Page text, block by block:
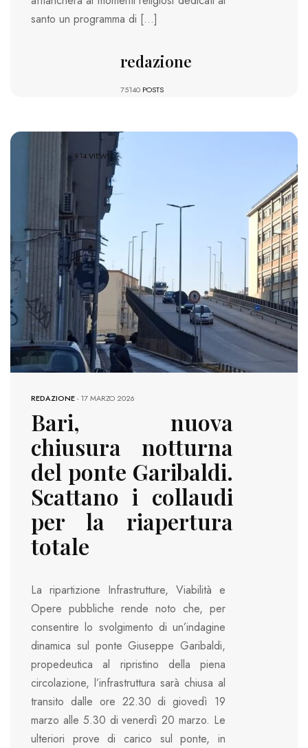
santo un programma di […]
redazione
75140 POSTS
914 VIEWS
REDAZIONE-17 MARZO 2026
Bari, nuova
chiusura notturna
del ponte Garibaldi.
Scattano i collaudi
per la riapertura
totale
La ripartizione Infrastrutture, Viabilità e
Opere pubbliche rende noto che, per
consentire lo svolgimento di un’indagine
dinamica sul ponte Giuseppe Garibaldi,
propedeutica al ripristino della piena
circolazione, l’infrastruttura sarà chiusa al
transito dalle ore 22.30 di giovedì 19
marzo alle 5.30 di venerdì 20 marzo. Le
ulteriori prove di carico sul ponte, in